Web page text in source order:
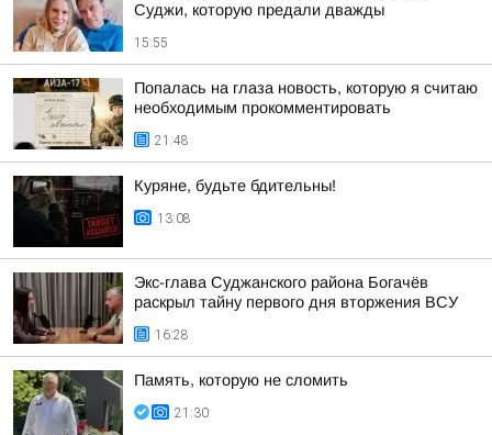
Суджи, которую предали дважды
15:55
Попалась на глаза новость, которую я считаю
необходимым прокомментировать
21:48
Куряне, будьте бдительны!
13:08
Экс-глава Суджанского района Богачёв
раскрыл тайну первого дня вторжения ВСУ
16:28
Память, которую не сломить
21:30